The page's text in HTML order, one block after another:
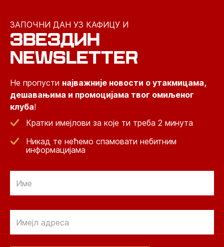
ЗАПОЧНИ ДАН УЗ КАФИЦУ И
ЗВЕЗДИН
NEWSLETTER
Не пропусти најважније новости о утакмицама,
дешавањима и промоцијама твог омиљеног
клуба!
Кратки имејлови за које ти треба 2 минута
Никад те нећемо спамовати небитним
информацијама